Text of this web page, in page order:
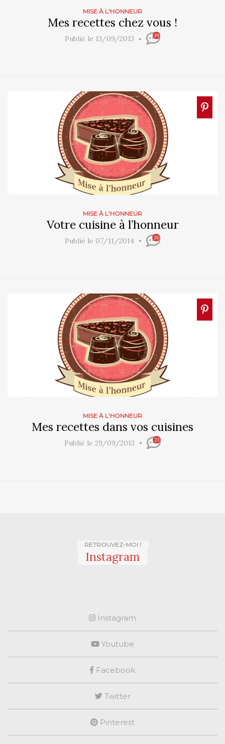
MISE À L'HONNEUR
Mes recettes chez vous !
Publié le 13/09/2013 19
MISE À L'HONNEUR
Votre cuisine à l’honneur
Publié le 07/11/2014 26
MISE À L'HONNEUR
Mes recettes dans vos cuisines
Publié le 29/09/2013 23
RETROUVEZ-MOI !
Instagram
Instagram
Youtube
Facebook
Twitter
Pinterest